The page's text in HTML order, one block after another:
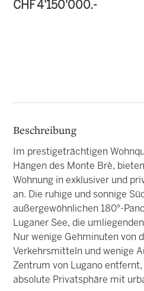
CHF 4'150'000.-
Beschreibung
Im prestigeträchtigen
Hängen des Monte Brè,
Wohnung in exklusiver und
an. Die ruhige und sonnige
außergewöhnlichen 180°-
Luganer See, die
Nur wenige Gehminuten von
Verkehrsmitteln und wenige
Zentrum von Lugano
absolute Privatsphäre mit